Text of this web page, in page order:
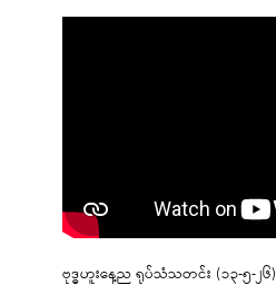
ဗုဒ္ဓဟူးနေ့ည ရုပ်သံသတင်း (၁၃-၅-၂၆)